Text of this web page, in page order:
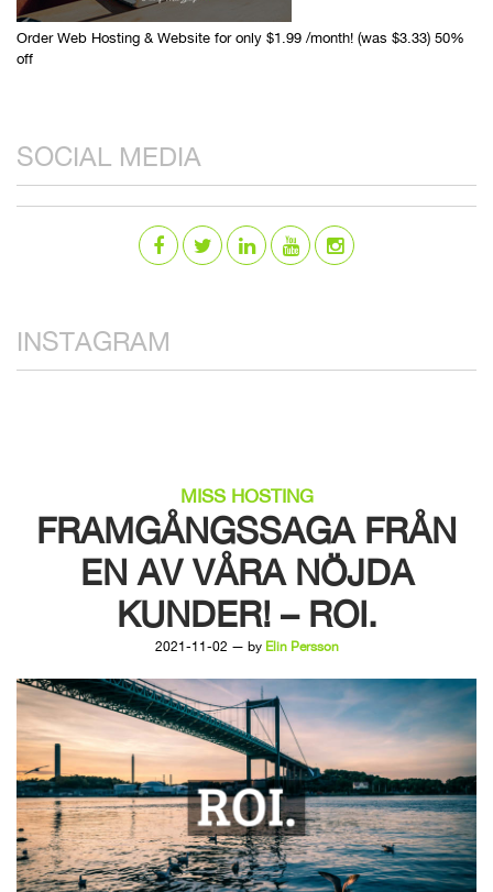
Order Web Hosting & Website for only $1.99 /month! (was $3.33) 50%
off
SOCIAL MEDIA
INSTAGRAM
MISS HOSTING
FRAMGÅNGSSAGA FRÅN
EN AV VÅRA NÖJDA
KUNDER! – ROI.
2021-11-02 — by Elin Persson